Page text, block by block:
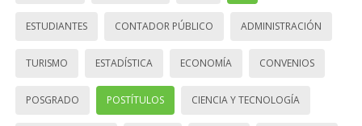
ESTUDIANTES CONTADOR PÚBLICO ADMINISTRACIÓN
TURISMO ESTADÍSTICA ECONOMÍA CONVENIOS
POSGRADO POSTÍTULOS CIENCIA Y TECNOLOGÍA